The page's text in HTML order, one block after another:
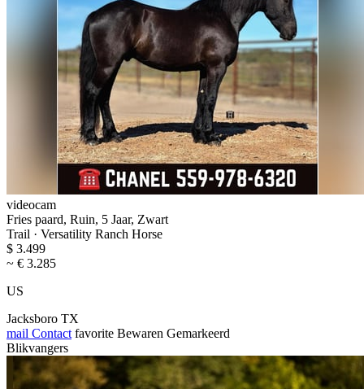
videocam
Fries paard, Ruin, 5 Jaar, Zwart
Trail · Versatility Ranch Horse
$ 3.499
~ € 3.285
US
Jacksboro TX
mail Contact favorite Bewaren Gemarkeerd
Blikvangers